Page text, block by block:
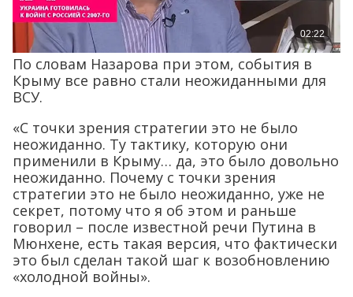
По словам Назарова при этом, события в
Крыму все равно стали неожиданными для
ВСУ.
«С точки зрения стратегии это не было
неожиданно. Ту тактику, которую они
применили в Крыму… да, это было довольно
неожиданно. Почему с точки зрения
стратегии это не было неожиданно, уже не
секрет, потому что я об этом и раньше
говорил – после известной речи Путина в
Мюнхене, есть такая версия, что фактически
это был сделан такой шаг к возобновлению
«холодной войны».